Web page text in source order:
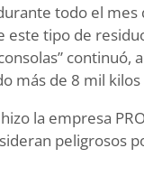
todo el
este tipo de
continuó,
de 8 mil kilos
la empresa
peligrosos